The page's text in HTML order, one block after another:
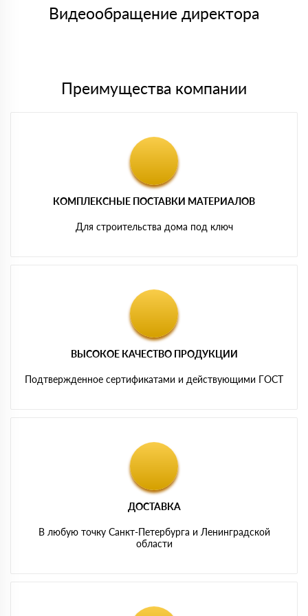
либо Вы забираете товар со склада самовывоза.
Видеообращение директора
Преимущества компании
КОМПЛЕКСНЫЕ ПОСТАВКИ МАТЕРИАЛОВ
Для строительства дома под ключ
ВЫСОКОЕ КАЧЕСТВО ПРОДУКЦИИ
Подтвержденное сертификатами и действующими ГОСТ
ДОСТАВКА
В любую точку Санкт-Петербурга и Ленинградской
области